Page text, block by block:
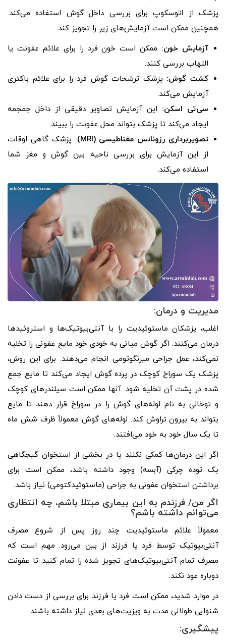
پزشک از اتوسکوپ برای بررسی داخل گوش استفاده می‌کند.
همچنین ممکن است آزمایش‌های زیر را تجویز کند:
آزمایش خون: ممکن است خون فرد را برای علائم عفونت یا
التهاب بررسی کنند.
کشت گوش: پزشک ترشحات گوش فرد را برای علائم باکتری
آزمایش می‌کند.
سی‌تی اسکن: این آزمایش تصاویر دقیقی از داخل جمجمه
ایجاد می‌کند تا پزشک بتواند محل عفونت را ببیند.
تصویربرداری رزونانس مغناطیسی (MRI
):پزشک گاهی اوقات
از این آزمایش برای بررسی ناحیه بین گوش و مغز شما
استفاده می‌کند.
مدیریت و درمان:
اغلب، پزشکان ماستوئیدیت را با آنتی‌بیوتیک‌ها و استروئیدها
درمان می‌کنند. اگر گوش میانی به خودی خود مایع عفونی را تخلیه
نمی‌کند، عمل جراحی میرنگوتومی انجام می‌دهند. برای این روش،
پزشک یک سوراخ کوچک در پرده گوش ایجاد می‌کند تا مایع جمع
شده در پشت آن تخلیه شود. آنها ممکن است سیلندرهای کوچک
و توخالی به نام لوله‌های گوش را در سوراخ قرار دهند تا مایع
بتواند به بیرون تراوش کند. لوله‌های گوش معمولاً ظرف شش ماه
تا یک سال خود به خود می‌افتند.
اگر این درمان‌ها کمکی نکنند یا در بخشی از استخوان گیجگاهی
یک توده چرکی (آبسه) وجود داشته باشد، ممکن است برای
برداشتن استخوان عفونی به جراحی (ماستوئیدکتومی) نیاز باشد.
اگر من/ فرزندم به این بیماری مبتلا باشم، چه انتظاری
می‌توانم داشته باشم؟
معمولاً علائم ماستوئیدیت چند روز پس از شروع مصرف
آنتی‌بیوتیک توسط فرد یا فرزند از بین می‌رود. مهم است که
مصرف تمام آنتی‌بیوتیک‌های تجویز شده را تمام کنید تا عفونت
دوباره عود نکند.
در موارد شدید، ممکن است فرد یا فرزند برای بررسی از دست دادن
شنوایی طولانی مدت به ویزیت‌های بعدی نیاز داشته باشند.
پیشگیری: